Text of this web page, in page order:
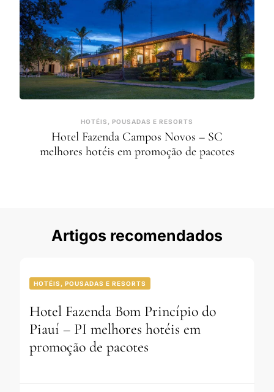
HOTÉIS, POUSADAS E RESORTS
Hotel Fazenda Campos Novos – SC
melhores hotéis em promoção de pacotes
Artigos recomendados
HOTÉIS, POUSADAS E RESORTS
Hotel Fazenda Bom Princípio do
Piauí – PI melhores hotéis em
promoção de pacotes